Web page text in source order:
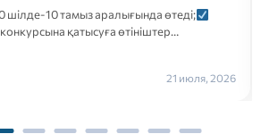
шілде-10 тамыз аралығында өтеді;
қатысуға өтініштер…
21 июля, 2026